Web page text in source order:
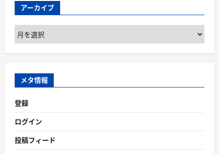
アーカイブ
ア
ー
カ
ブ
メタ情報
登録
ログイン
投稿フィード